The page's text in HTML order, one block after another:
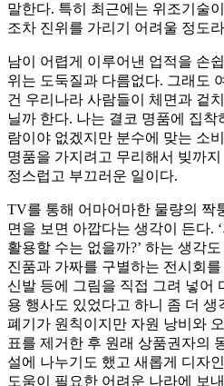
말한다. 특히 최근에는 위조기술
조차 진위를 가리기 어려울 정도
남이 어렵게 이루어낸 업적을 손
위는 도둑질과 다름없다. 그래도
건 우리나라 사람들이 체면과 겉
닐까 한다. 나는 결코 명품에 집
람이야 없겠지만 분수에 맞는 소
명품을 가지려고 무리해서 빚까
정스럽고 부끄러운 일이다.
TV를 통해 어마어마한 물량의 짝
면을 보면 아깝다는 생각이 든다.
활용할 수는 없을까?’ 하는 생각
진품과 가짜를 구별하는 전시회
신발 등에 그림을 직접 그려 넣어
용 행사도 있었다고 하니 좀 더
폐기가 원칙이지만 자원 낭비와
표를 제거한 후 원래 상품권자의
설에 나누기도 했고 새롭게 디자
도움이 필요한 어려운 나라에 보